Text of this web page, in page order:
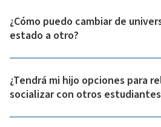
hágalo utilizando el estado en
físicamente en la actualidad.
prueba de residencia, como
¿Cómo puedo cambiar de
estado a otro?
que desea transferirse.
transferencia de estudiantes
pondremos en contacto
¿Tendrá mi hijo opciones para
socializar con otros